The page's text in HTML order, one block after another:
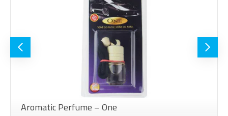
Aromatic Perfume – One